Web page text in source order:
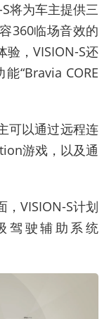
将为车主提供三
360临场音效的
验，VISION-S还
“Bravia CORE
可以通过远程连
游戏，以及通
，VISION-S计划
驾驶辅助系统